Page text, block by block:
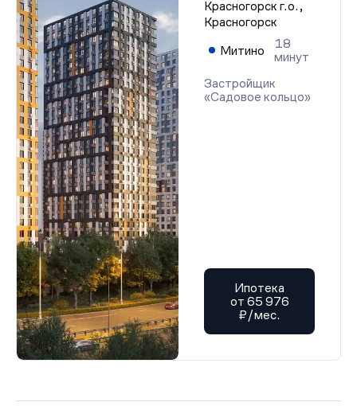
Красногорск г.о.,
Красногорск
Митино
18
минут
Застройщик
«Садовое кольцо»
Ипотека
от 65 976
₽/мес.